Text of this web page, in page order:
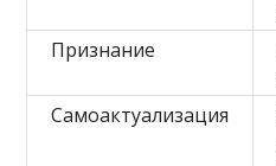
Признание
Самоактуализация